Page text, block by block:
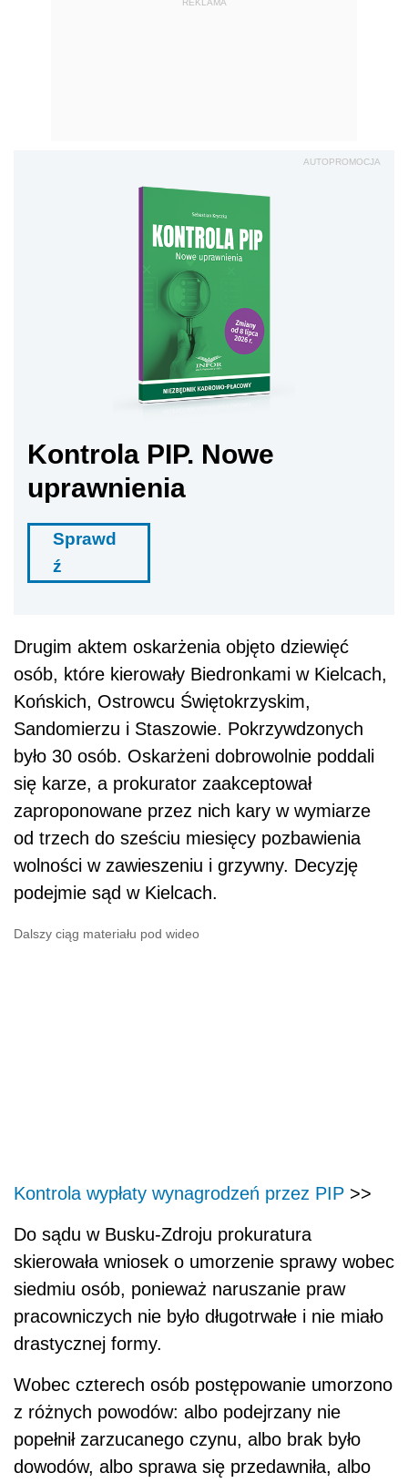
REKLAMA
AUTOPROMOCJA
Kontrola PIP. Nowe
uprawnienia
Sprawd
ź
Drugim aktem oskarżenia objęto dziewięć
osób, które kierowały Biedronkami w Kielcach,
Końskich, Ostrowcu Świętokrzyskim,
Sandomierzu i Staszowie. Pokrzywdzonych
było 30 osób. Oskarżeni dobrowolnie poddali
się karze, a prokurator zaakceptował
zaproponowane przez nich kary w wymiarze
od trzech do sześciu miesięcy pozbawienia
wolności w zawieszeniu i grzywny. Decyzję
podejmie sąd w Kielcach.
Dalszy ciąg materiału pod wideo
Kontrola wypłaty wynagrodzeń przez PIP >>
Do sądu w Busku-Zdroju prokuratura
skierowała wniosek o umorzenie sprawy wobec
siedmiu osób, ponieważ naruszanie praw
pracowniczych nie było długotrwałe i nie miało
drastycznej formy.
Wobec czterech osób postępowanie umorzono
z różnych powodów: albo podejrzany nie
popełnił zarzucanego czynu, albo brak było
dowodów, albo sprawa się przedawniła, albo